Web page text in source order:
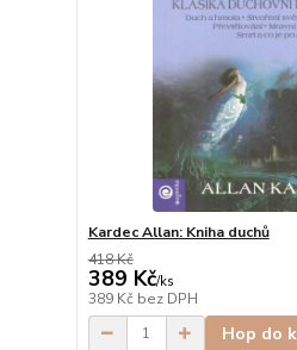
Kardec Allan: Kniha duchů
418 Kč
389 Kč/ks
389 Kč bez DPH
Hop do